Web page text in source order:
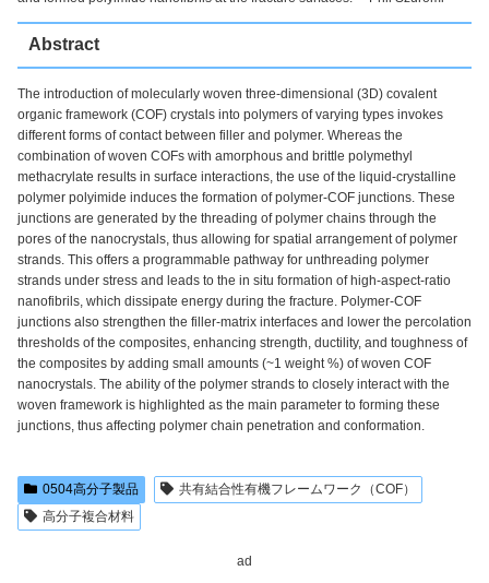
Abstract
The introduction of molecularly woven three-dimensional (3D) covalent
organic framework (COF) crystals into polymers of varying types invokes
different forms of contact between filler and polymer. Whereas the
combination of woven COFs with amorphous and brittle polymethyl
methacrylate results in surface interactions, the use of the liquid-crystalline
polymer polyimide induces the formation of polymer-COF junctions. These
junctions are generated by the threading of polymer chains through the
pores of the nanocrystals, thus allowing for spatial arrangement of polymer
strands. This offers a programmable pathway for unthreading polymer
strands under stress and leads to the in situ formation of high-aspect-ratio
nanofibrils, which dissipate energy during the fracture. Polymer-COF
junctions also strengthen the filler-matrix interfaces and lower the percolation
thresholds of the composites, enhancing strength, ductility, and toughness of
the composites by adding small amounts (~1 weight %) of woven COF
nanocrystals. The ability of the polymer strands to closely interact with the
woven framework is highlighted as the main parameter to forming these
junctions, thus affecting polymer chain penetration and conformation.
0504高分子製品
共有結合性有機フレームワーク（COF）
高分子複合材料
ad